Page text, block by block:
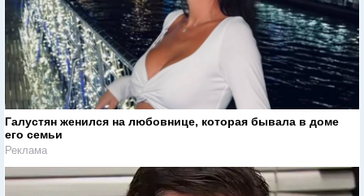
Галустян женился на любовнице, которая бывала в доме
его семьи
Реклама